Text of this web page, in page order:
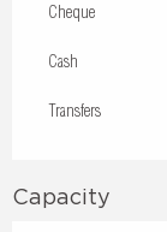
Cheque
Cash
Transfers
Capacity